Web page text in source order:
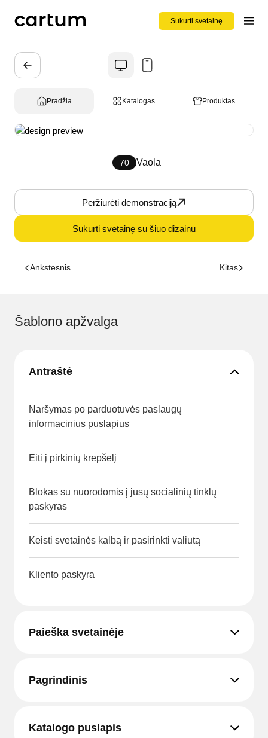
Sukurti svetainę
Pradžia Katalogas Produktas
70 Vaola
Peržiūrėti demonstraciją
Sukurti svetainę su šiuo dizainu
Ankstesnis Kitas
Šablono apžvalga
Antraštė
Naršymas po parduotuvės paslaugų
informacinius puslapius
Eiti į pirkinių krepšelį
Blokas su nuorodomis į jūsų socialinių tinklų
paskyras
Keisti svetainės kalbą ir pasirinkti valiutą
Kliento paskyra
Paieška svetainėje
Pagrindinis
Katalogo puslapis